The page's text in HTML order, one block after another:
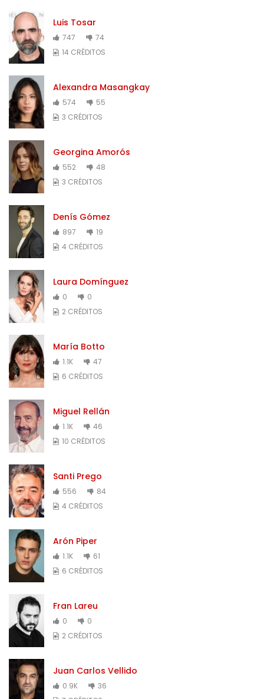
Luis Tosar
747
74
14 CRÉDITOS
Alexandra Masangkay
574
55
3 CRÉDITOS
Georgina Amorós
552
48
3 CRÉDITOS
Denís Gómez
897
19
4 CRÉDITOS
Laura Domínguez
0
0
2 CRÉDITOS
María Botto
1.1K
47
6 CRÉDITOS
Miguel Rellán
1.1K
46
10 CRÉDITOS
Santi Prego
556
84
4 CRÉDITOS
Arón Piper
1.1K
61
6 CRÉDITOS
Fran Lareu
0
0
2 CRÉDITOS
Juan Carlos Vellido
0.9K
36